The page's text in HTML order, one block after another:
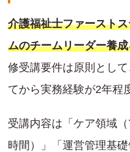
介護福祉士ファースト
ムのチームリーダー養
修受講要件は原則とし
てから実務経験が2年程
受講内容は「ケア領域
時間）」「運営管理基